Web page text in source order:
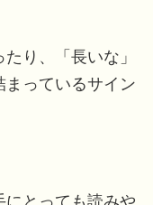
り、「長いな」
まっているサイン
とっても読みや